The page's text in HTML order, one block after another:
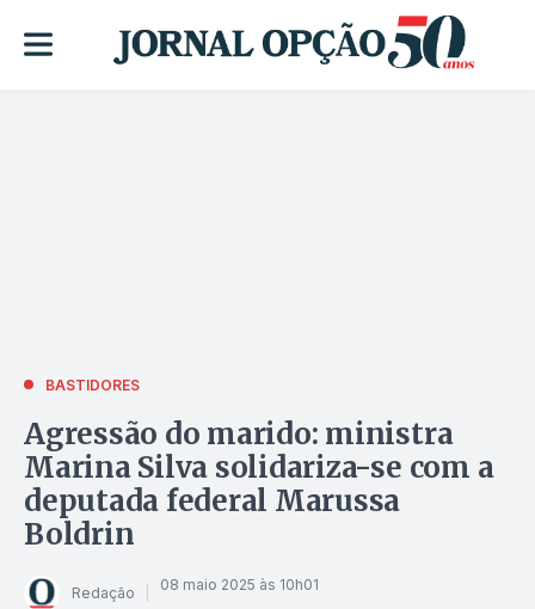
BASTIDORES
Agressão do marido: ministra
Marina Silva solidariza-se com a
deputada federal Marussa
Boldrin
Redação 08 maio 2025 às 10h01